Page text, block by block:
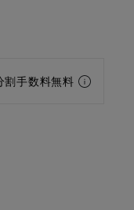
割手数料無料